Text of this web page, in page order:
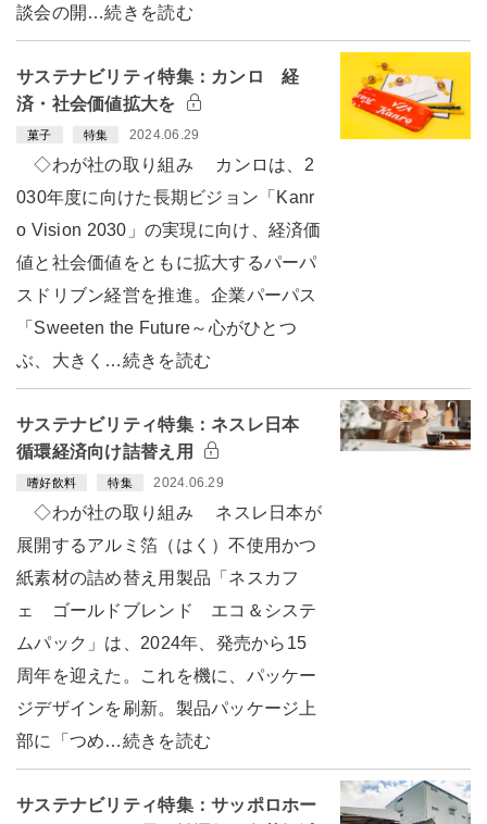
談会の開…続きを読む
サステナビリティ特集：カンロ 経
済・社会価値拡大を
菓子 特集 2024.06.29
◇わが社の取り組み カンロは、2
030年度に向けた長期ビジョン「Kanr
o Vision 2030」の実現に向け、経済価
値と社会価値をともに拡大するパーパ
スドリブン経営を推進。企業パーパス
「Sweeten the Future～心がひとつ
ぶ、大きく…続きを読む
サステナビリティ特集：ネスレ日本
循環経済向け詰替え用
嗜好飲料 特集 2024.06.29
◇わが社の取り組み ネスレ日本が
展開するアルミ箔（はく）不使用かつ
紙素材の詰め替え用製品「ネスカフ
ェ ゴールドブレンド エコ＆システ
ムパック」は、2024年、発売から15
周年を迎えた。これを機に、パッケー
ジデザインを刷新。製品パッケージ上
部に「つめ…続きを読む
サステナビリティ特集：サッポロホー